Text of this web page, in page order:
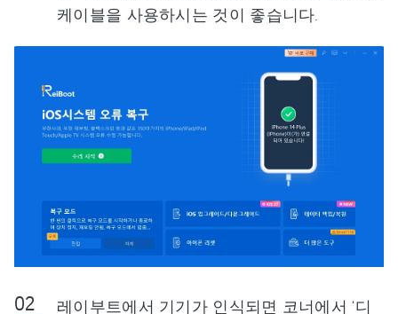
케이블을 사용하시는 것이 좋습니다.
레이부트에서 기기가 인식되면 코너에서 ‘디